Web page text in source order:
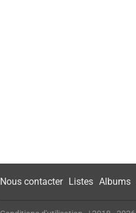
Nous contacter Listes Albums